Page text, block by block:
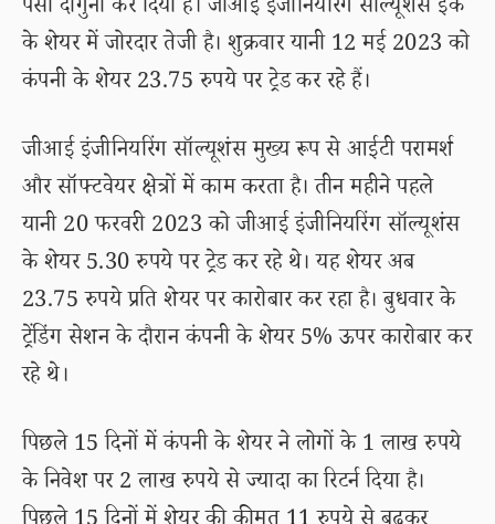
पैसा दोगुना कर दिया है। जीआई इंजीनियरिंग सॉल्यूशंस इंक
के शेयर में जोरदार तेजी है। शुक्रवार यानी 12 मई 2023 को
कंपनी के शेयर 23.75 रुपये पर ट्रेड कर रहे हैं।
जीआई इंजीनियरिंग सॉल्यूशंस मुख्य रूप से आईटी परामर्श
और सॉफ्टवेयर क्षेत्रों में काम करता है। तीन महीने पहले
यानी 20 फरवरी 2023 को जीआई इंजीनियरिंग सॉल्यूशंस
के शेयर 5.30 रुपये पर ट्रेड कर रहे थे। यह शेयर अब
23.75 रुपये प्रति शेयर पर कारोबार कर रहा है। बुधवार के
ट्रेंडिंग सेशन के दौरान कंपनी के शेयर 5% ऊपर कारोबार कर
रहे थे।
पिछले 15 दिनों में कंपनी के शेयर ने लोगों के 1 लाख रुपये
के निवेश पर 2 लाख रुपये से ज्यादा का रिटर्न दिया है।